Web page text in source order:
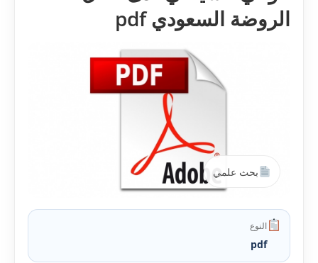
الروضة السعودي pdf
بحث علمي
النوع
pdf